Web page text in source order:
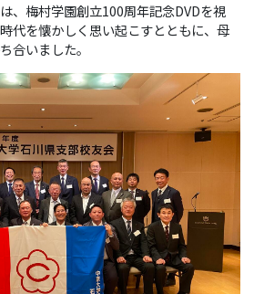
、梅村学園創立100周年記念DVDを視
代を懐かしく思い起こすとともに、母
合いました。